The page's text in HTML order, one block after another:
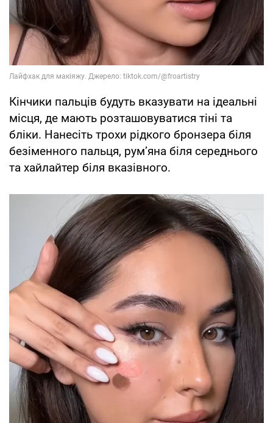
Кінчики пальців будуть вказувати на ідеальні
місця, де мають розташовуватися тіні та
бліки. Нанесіть трохи рідкого бронзера біля
безіменного пальця, рум’яна біля середнього
та хайлайтер біля вказівного.